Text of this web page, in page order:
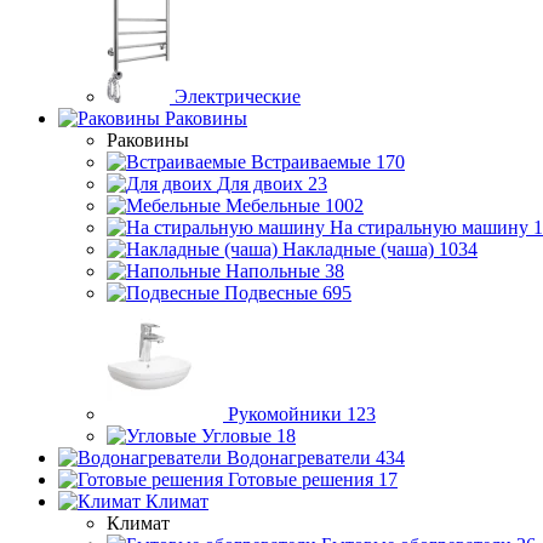
Электрические
Раковины
Раковины
Встраиваемые 170
Для двоих 23
Мебельные 1002
На стиральную машину
Накладные (чаша) 1034
Напольные 38
Подвесные 695
Рукомойники 123
Угловые 18
Водонагреватели 434
Готовые решения 17
Климат
Климат